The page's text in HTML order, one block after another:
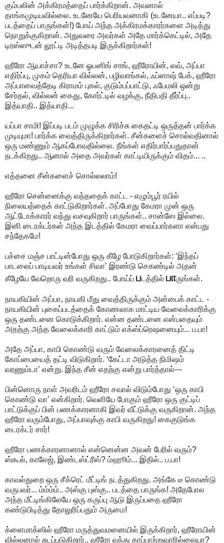
கும்பலின் அக்கிரமத்தைப் பார்க்கிறான். அவனால்
தாங்கமுடியவில்லை. உடனேயே பெரியவனாகி (உடனேயா.. எப்படி?
படத்தைப் பாருங்கள்!) போய் அந்த அக்கிரமக்காரர்களை அடித்து
நொறுக்குகிறான். அதுவரை அவர்கள் அதே மார்க்கெட்டில், அதே
டிரஸ்ஸுடன் லூட்டி அடித்தபடி இருக்கிறார்கள்!
ஹீரோ ஆயாச்சா? உடனே ஓபனிங் சாங், ஹீரோயின், லவ், அப்பா
எதிர்ப்பு, முகம் தெரியா வில்லன், பழிவாங்கல், ஃப்ளாஷ் பேக், ஹீரோ
அப்பாவைத்தேடி கிராமம் புகல், குடும்பப்பாட்டு, ஃபேமலி ஒன்று
சேர்தல், வில்லன் கைது, கோர்ட்டில் வழக்கு, நீதிபதி தீர்ப்பு..
இத்யாதி.. இத்யாதி...
யப்பா சாமி! இப்படி படம் முழுக்க சிரிச்சு கைதட்டி ஒருத்தன் பார்க்க
முடியுமா! பார்க்க வைத்திருக்கிறார்கள். சீன்களைச் சொல்வதினால்
ஒரு மண்ணும் ஆகப்போவதில்லை. நீங்கள் எதிர்பார்ப்பதுதான்
நடக்கிறது.. ஆனால் அதை அவர்கள் காட்டியிருக்கும் விதம்... ..
எத்தனை சீன்களைச் சொல்லலாம்!
ஹீரோ சென்னைக்கு வந்ததைக் காட்ட - எழும்பூர் ரயில்
நிலையத்தைக் காட்டுகிறார்கள். அப்போது கேமரா முன் ஒரு
ஆட்டோக்காரர் வந்து வசவுகிறார் பாருங்கள்.. சான்ஸே இல்லை.
இனி டைரக்டர்கள் அந்த இடத்தில் கேமரா வைப்பார்களா என்பது
சந்தேகமே!
பச்சை மஞ்ச பாட்டின்போது ஒரு கீழே போடுகிறார்கள்: ‘இந்தப்
பாடலைப் பாடியவர் உங்கள் சிவா’ இரண்டு செகண்டில் அதன்
கீழேயே வேறொரு வரி வருகிறது.. போய்ப் படத்தில் பாருங்கள்.
நாயகியின் அப்பா, நாயகி மீது வைத்திருக்கும் அன்பைக் காட்ட -
நாயகியின் புகைப்படத்தைக் கோணலாக மாட்டிய வேலைக்காரிக்கு
ஒரு தண்டனை கொடுக்கிறார். என்ன தண்டனை என்பதையும்
அதற்கு அந்த வேலைக்காரி காட்டும் எக்ஸ்ப்ரெஷனையும்... ப.பா!
அதே அப்பா, காபி கொண்டு வரும் வேலைக்காரனைத் திட்டி
கோப்பையைத் தட்டி விடுகிறார். ‘கேட்டா அடுத்த நிமிஷம்
வரணும்டா’ என்று. இந்த சீன் எதற்கு என்று பார்த்தால்---
பின்னொரு நாள் அவரிடம் ஹீரோ சவால் விடும்போது ‘ஒரு காபி
கொண்டு வா’ என்கிறார். வெளியே போகும் ஹீரோ ஒரு குட்டிப்
பாட்டுக்குப் பின் பணக்காரனாகி இவர் வீட்டுக்கு வருகிறான். அந்த
ஹீரோ வரும்போது, அப்பாவுக்கு காபி வருகிறது! கைகுடுங்க
டைரக்டர் சார்!
ஹீரோ பணக்காரனானால் என்னென்ன அவன் பேரில் வரும்?
ஸ்கூல், காலேஜ், இண்டஸ்ட்ரீஸ்? ம்ஹூம்... இதில்.. ப.பா!
காவல்துறை ஒரு சீக்ரெட் மீட்டிங் நடத்துகிறது. அங்கே டீ கொண்டு
வருபவர்... ம்ம்ம்ம்.. அஸ்கு புஸ்கு.. படத்தை பாருங்க! அதேபோல
அந்த மீட்டிங்கிலேயே ஒரு கருப்பு ஆடு இருப்பதை ஹீரோ
கண்டுபிடித்து தோலுரிப்பதும் அருமை!
க்ளைமாக்ஸில் ஹீரோ மருத்துவமனையில் இருக்கிறார், ஹீரோயின்
வில்லனால் சுடப்படுகிறார்.. ஹீரோ வந்து காப்பாற்றுவாரில்லையா?